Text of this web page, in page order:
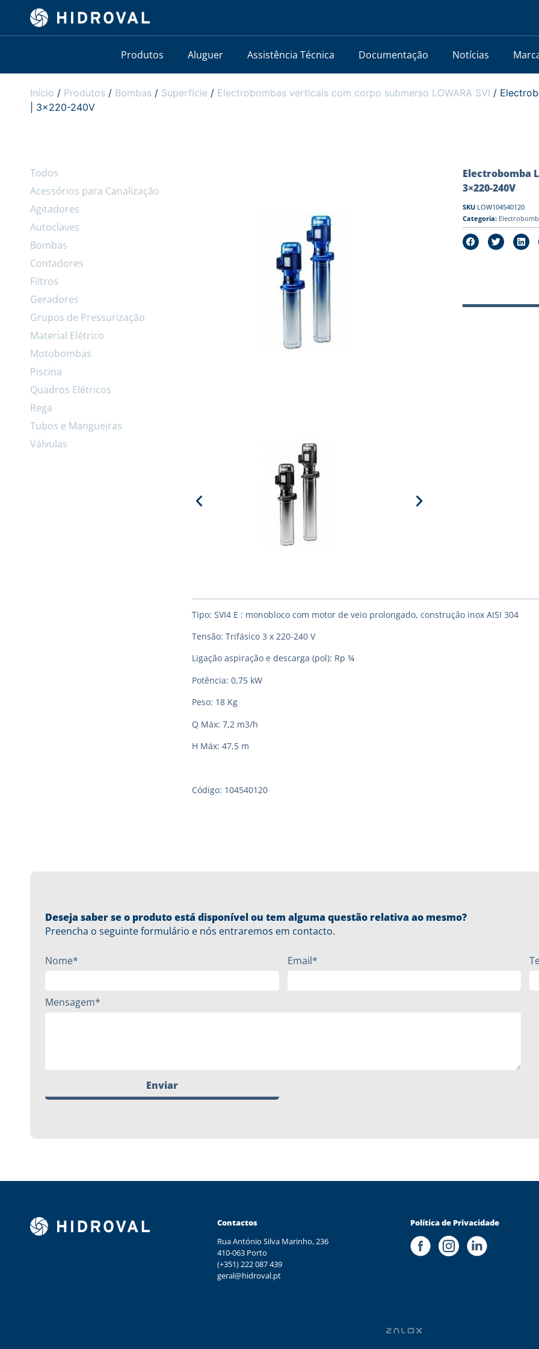
Produtos Aluguer Assistência Técnica Documentação Notícias
Início / Produtos / Bombas / Superfície / Electrobombas verticais com corpo submerso LOWARA SVI /
| 3×220-240V
Todos
Acessórios para Canalização
Agitadores
Autoclaves
Bombas
Contadores
Filtros
Geradores
Grupos de Pressurização
Material Elétrico
Motobombas
Piscina
Quadros Elétricos
Rega
Tubos e Mangueiras
Válvulas
Electrobomba
3×220-240V
SKU LOW104540120
Categoria:
Tipo: SVI4 E : monobloco com motor de veio prolongado, construçâo inox AISI 304
Tensão: Trifásico 3 x 220-240 V
Ligação aspiração e descarga (pol): Rp ¾
Potência: 0,75 kW
Peso: 18 Kg
Q Máx: 7,2 m3/h
H Máx: 47,5 m
Código: 104540120
Deseja saber se o produto está disponível ou tem alguma questão relativa ao mesmo?
Preencha o seguinte formulário e nós entraremos em contacto.
Nome* Email*
Mensagem*
Enviar
Contactos
Rua António Silva Marinho, 236
410-063 Porto
(+351) 222 087 439
geral@hidroval.pt
Política de Privacidade